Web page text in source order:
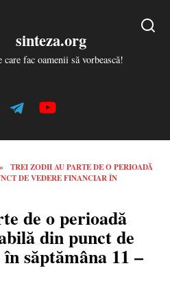
sinteza.org
fac oamenii să vorbească!
»
TREI ZODII AU PARTE DE O PERIOADĂ
DE VEDERE FINANCIAR ÎN
de o perioadă
din punct de
săptămâna 11 –